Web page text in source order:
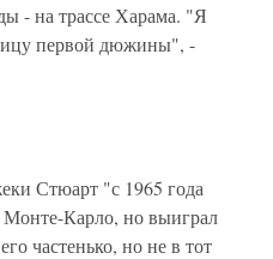
- на трассе Харама. "Я
первой дюжины", -
Стюарт "с 1965 года
Карло, но выиграл
частенько, но не в тот